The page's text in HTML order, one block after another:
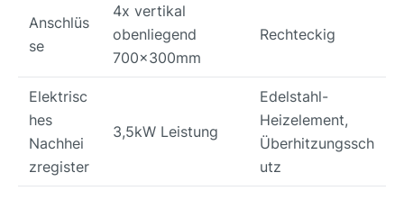
Anschlüs
se
4x vertikal
obenliegend
700x300mm
Rechteckig
Elektrisc
hes
Nachhei
zregister
3,5kW Leistung
Edelstahl-
Heizelement,
Überhitzungssch
utz